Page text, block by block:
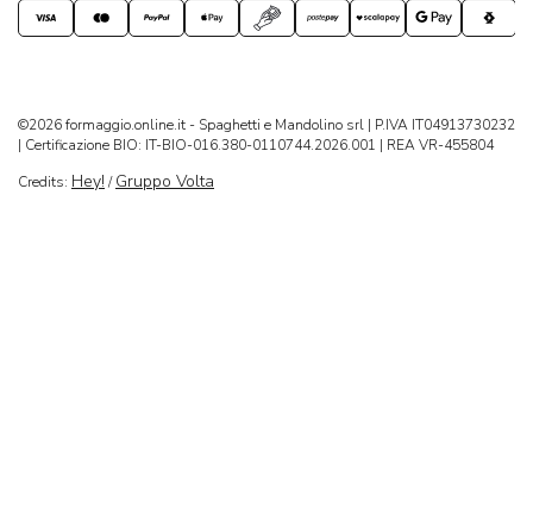
©2026 formaggio.online.it - Spaghetti e Mandolino srl | P.IVA IT04913730232
| Certificazione BIO: IT-BIO-016.380-0110744.2026.001 | REA VR-455804
Credits: Hey! /Gruppo Volta